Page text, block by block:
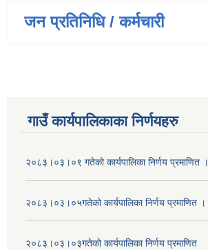
जन प्रतिनिधि / कर्मचारी
गाउँ कार्यपालिकाका निर्णयहरु
२०८३।०३।०९ गतेको कार्यपालिका निर्णय प्रमाणित ।
२०८३।०३।०५गतेको कार्यपालिका निर्णय प्रमाणित ।
२०८३।०३।०३गतेको कार्यपालिका निर्णय प्रमाणित